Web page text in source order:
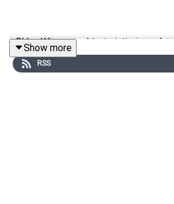
Okke Wisse werkte twintig jaar als
in de Van der Hoeven kliniek in
in de kliniek die niet
Show more
RSS